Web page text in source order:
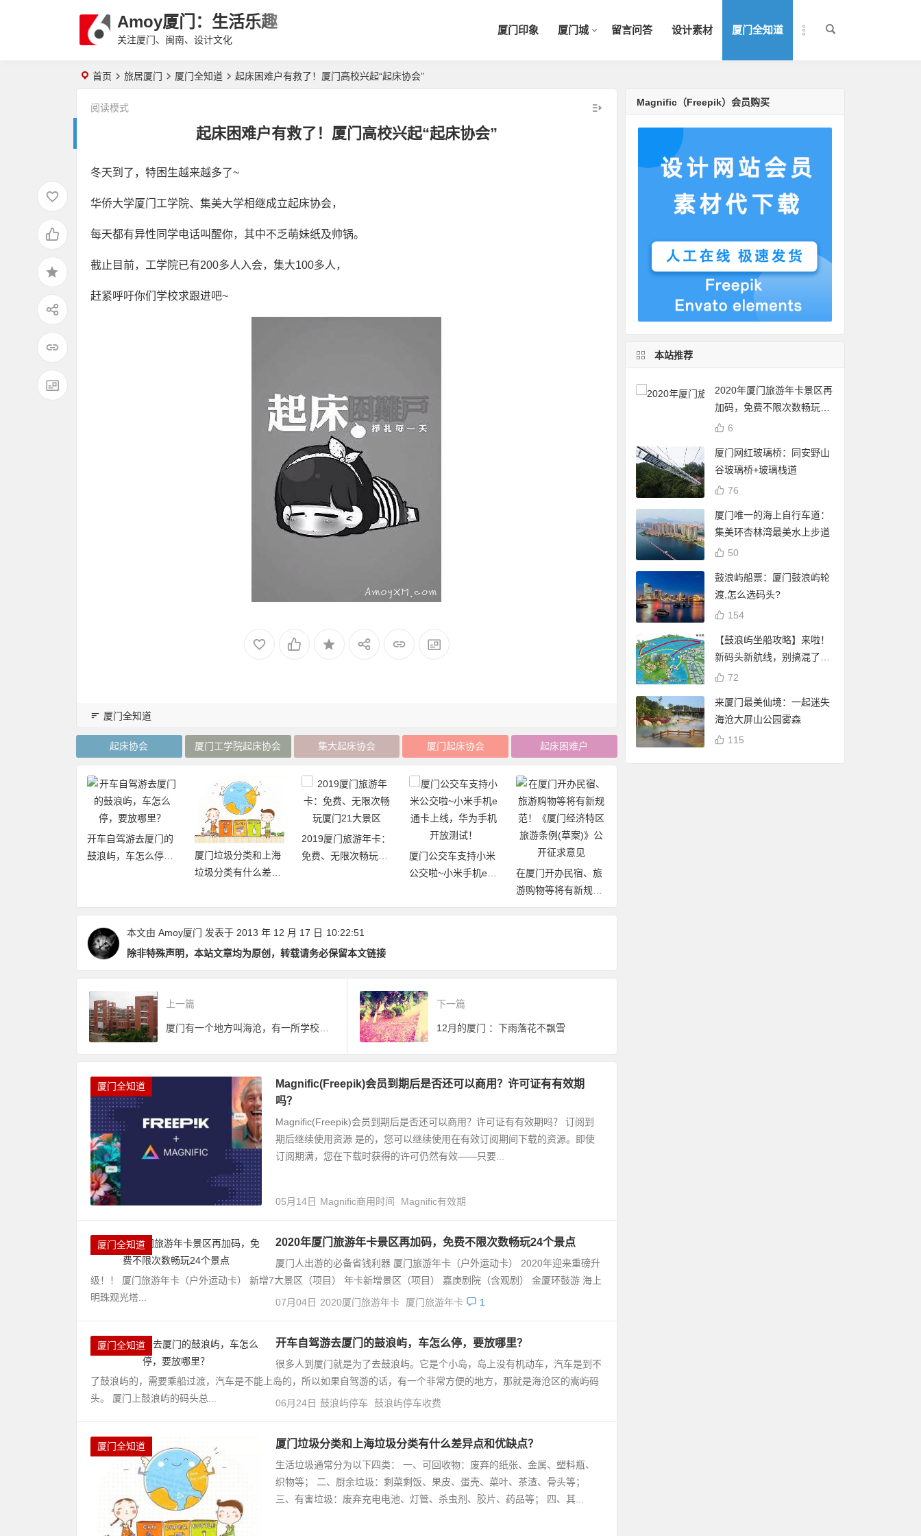
Amoy厦门：生活乐趣
关注厦门、闽南、设计文化
厦门印象 厦门城 留言问答 设计素材 厦门全知道
首页 旅居厦门 厦门全知道 起床困难户有救了！厦门高校兴起“起床协会”
起床困难户有救了！厦门高校兴起“起床协会”
阅读模式
冬天到了，特困生越来越多了~
华侨大学厦门工学院、集美大学相继成立起床协会，
每天都有异性同学电话叫醒你，其中不乏萌妹纸及帅锅。
截止目前，工学院已有200多人入会，集大100多人，
赶紧呼吁你们学校求跟进吧~
厦门全知道
起床协会 厦门工学院起床协会 集大起床协会 厦门起床协会 起床困难户
开车自驾游去厦门的
鼓浪屿，车怎么停，
厦门垃圾分类和上海
垃圾分类有什么差异
2019厦门旅游年卡：
免费、无限次畅玩厦
厦门公交车支持小米
公交啦~小米手机e通
放测试！
在厦门开办民宿、旅
游购物等将有新规
范！《厦门经济特区
本文由 Amoy厦门 发表于 2013 年 12 月 17 日 10:22:51
除非特殊声明，本站文章均为原创，转载请务必保留本文链接
上一篇 下一篇
12月的厦门 ：下雨落花不飘雪
厦门全知道
Magnific(Freepik)会员到期后是否还可以商用？许可证有有效期
吗？
Magnific(Freepik)会员到期后是否还可以商用？许可证有有效期吗？ 订阅到
期后继续使用资源 是的，您可以继续使用在有效订阅期间下载的资源。即使
订阅期满，您在下载时获得的许可仍然有效——只要...
05月14日 Magnific商用时间 Magnific有效期
厦门全知道 2020年厦门旅游年卡景区再加码，免费不限次数畅玩24个景点
厦门人出游的必备省钱利器 厦门旅游年卡（户外运动卡） 2020年迎来重磅升
级！！ 厦门旅游年卡（户外运动卡） 新增7大景区（项目） 年卡新增景区（项目） 嘉庚剧院（含观剧） 金厦环鼓游 海上
明珠观光塔...
07月04日 2020厦门旅游年卡 厦门旅游年卡 1
厦门全知道 开车自驾游去厦门的鼓浪屿，车怎么停，要放哪里？
很多人到厦门就是为了去鼓浪屿。它是个小岛，岛上没有机动车，汽车是到不
了鼓浪屿的，需要乘船过渡，汽车是不能上岛的，所以如果自驾游的话，有一个非常方便的地方，那就是海沧区的嵩屿码
头。 厦门上鼓浪屿的码头总...
06月24日 鼓浪屿停车 鼓浪屿停车收费
厦门全知道 厦门垃圾分类和上海垃圾分类有什么差异点和优缺点？
生活垃圾通常分为以下四类： 一、可回收物：废弃的纸张、金属、塑料瓶、
织物等； 二、厨余垃圾：剩菜剩饭、果皮、蛋壳、菜叶、茶渣、骨头等；
三、有害垃圾：废弃充电电池、灯管、杀虫剂、胶片、药品等； 四、其...
Magnific（Freepik）会员购买
本站推荐
2020年厦门旅游年卡景区再
加码，免费不限次数畅玩24
个景点
6
厦门网红玻璃桥：同安野山
谷玻璃桥+玻璃栈道
76
厦门唯一的海上自行车道：
集美环杏林湾最美水上步道
50
鼓浪屿船票：厦门鼓浪屿轮
渡,怎么选码头?
154
【鼓浪屿坐船攻略】来啦！
新码头新航线，别搞混了
哦！72
来厦门最美仙境：一起迷失
海沧大屏山公园雾森
115